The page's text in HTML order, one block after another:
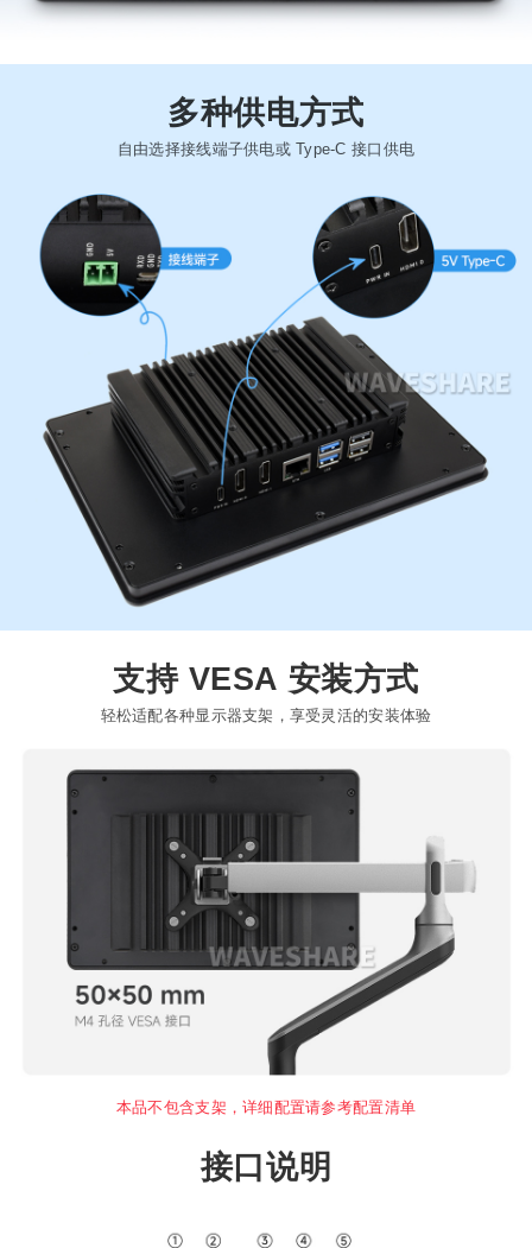
多种供电方式
自由选择接线端子供电或 Type-C 接口供电
支持 VESA 安装方式
轻松适配各种显示器支架，享受灵活的安装体验
本品不包含支架，详细配置请参考配置清单
接口说明